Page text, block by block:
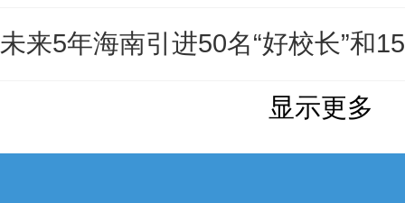
未来5年海南引进50名“好校长”和
显示更多